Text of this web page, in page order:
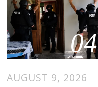
04
AUGUST 9, 2026